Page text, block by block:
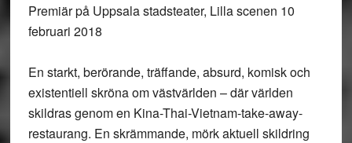
Premiär på Uppsala stadsteater, Lilla scenen 10
februari 2018
En starkt, berörande, träffande, absurd, komisk och
existentiell skröna om västvärlden – där världen
skildras genom en Kina-Thai-Vietnam-take-away-
restaurang. En skrämmande, mörk aktuell skildring